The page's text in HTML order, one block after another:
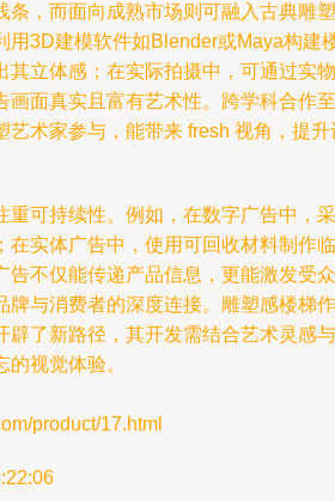
条，而面向成熟市场则可融入古典雕塑
用3D建模软件如Blender或Maya构建
其立体感；在实际拍摄中，可通过实物
画面真实且富有艺术性。跨学科合作至
艺术家参与，能带来 fresh 视角，提升
重可持续性。例如，在数字广告中，采
在实体广告中，使用可回收材料制作临
告不仅能传递产品信息，更能激发受众
牌与消费者的深度连接。雕塑感楼梯作
辟了新路径，其开发需结合艺术灵感与
视觉体验。
product/17.html